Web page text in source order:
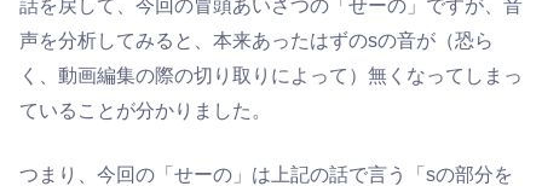
話を戻して、今回の冒頭あいさつの「せーの」ですが、音
声を分析してみると、本来あったはずのsの音が（恐ら
く、動画編集の際の切り取りによって）無くなってしまっ
ていることが分かりました。
つまり、今回の「せーの」は上記の話で言う「sの部分を